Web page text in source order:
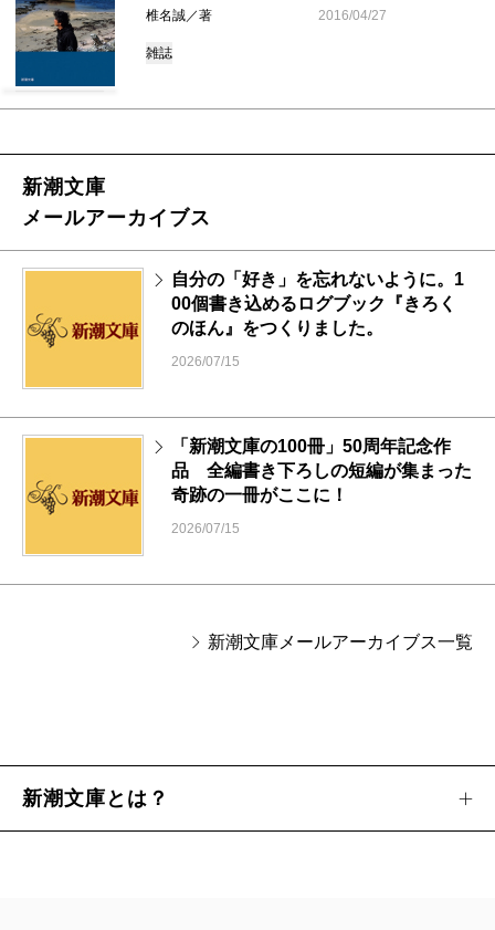
椎名誠／著 2016/04/27
雑誌
新潮文庫
メールアーカイブス
自分の「好き」を忘れないように。1
00個書き込めるログブック『きろく
のほん』をつくりました。
2026/07/15
「新潮文庫の100冊」50周年記念作
品 全編書き下ろしの短編が集まった
奇跡の一冊がここに！
2026/07/15
新潮文庫メールアーカイブス一覧
新潮文庫とは？